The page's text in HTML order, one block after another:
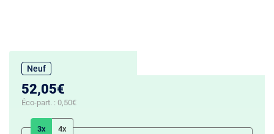
Neuf
52,05€
Éco-part. : 0,50€
3x 4x